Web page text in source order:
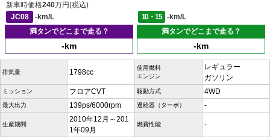
新車時価格240万円(税込)
JC08
-km/L 10・15
-km/L
満タンでどこまで走る？
-km
満タンでどこまで走る？
-km
排気量 1798cc
使用燃料
エンジン
レギュラー
ガソリン
ミッション フロアCVT 駆動方式 4WD
最大出力 139ps/6000rpm 過給器（ターボ） -
生産期間
2010年12月～201
1年09月
燃費性能 -